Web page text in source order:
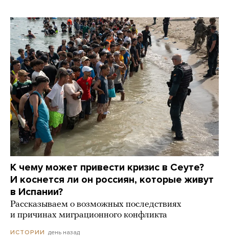
К чему может привести кризис в Сеуте?
И коснется ли он россиян, которые живут
в Испании?
Рассказываем о возможных последствиях
и причинах миграционного конфликта
ИСТОРИИ день назад